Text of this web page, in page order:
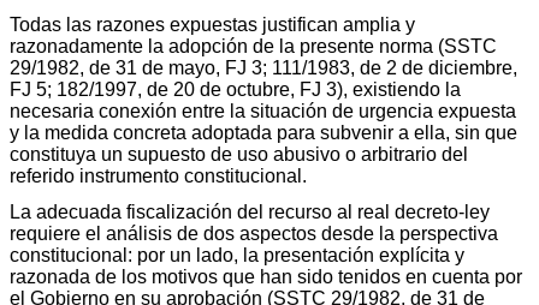
Todas las razones expuestas justifican amplia y
razonadamente la adopción de la presente norma (SSTC
29/1982, de 31 de mayo, FJ 3; 111/1983, de 2 de diciembre,
FJ 5; 182/1997, de 20 de octubre, FJ 3), existiendo la
necesaria conexión entre la situación de urgencia expuesta
y la medida concreta adoptada para subvenir a ella, sin que
constituya un supuesto de uso abusivo o arbitrario del
referido instrumento constitucional.
La adecuada fiscalización del recurso al real decreto-ley
requiere el análisis de dos aspectos desde la perspectiva
constitucional: por un lado, la presentación explícita y
razonada de los motivos que han sido tenidos en cuenta por
el Gobierno en su aprobación (SSTC 29/1982, de 31 de